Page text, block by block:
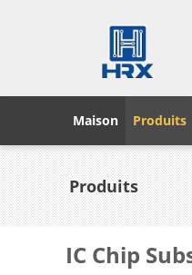
Maison Produits
Produits
IC Chip